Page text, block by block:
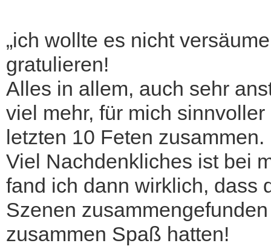
„ich wollte es nicht
gratulieren!
Alles in allem, auch sehr
viel mehr, für mich
letzten 10 Feten zusammen.
Viel Nachdenkliches ist bei
fand ich dann wirklich, dass
Szenen
zusammen Spaß hatten!